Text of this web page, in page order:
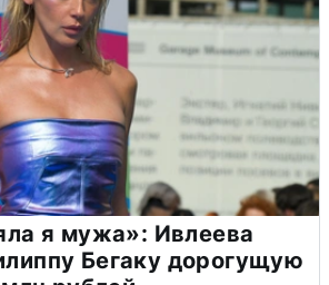
я мужа»: Ивлеева
Бегаку дорогущую